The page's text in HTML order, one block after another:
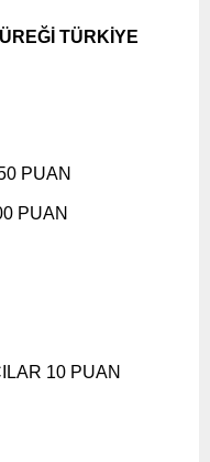
TÜRKİYE
PUAN
PUAN
10 PUAN